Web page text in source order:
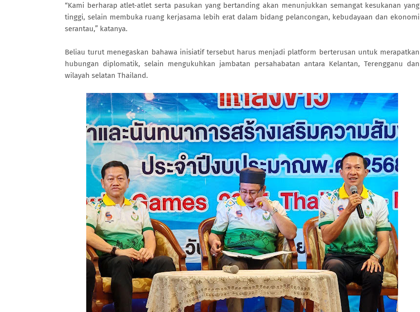
“Kami berharap atlet-atlet serta pasukan yang bertanding akan menunjukkan semangat kesukanan yang
tinggi, selain membuka ruang kerjasama lebih erat dalam bidang pelancongan, kebudayaan dan ekonomi
serantau,” katanya.
Beliau turut menegaskan bahawa inisiatif tersebut harus menjadi platform berterusan untuk merapatkan
hubungan diplomatik, selain mengukuhkan jambatan persahabatan antara Kelantan, Terengganu dan
wilayah selatan Thailand.